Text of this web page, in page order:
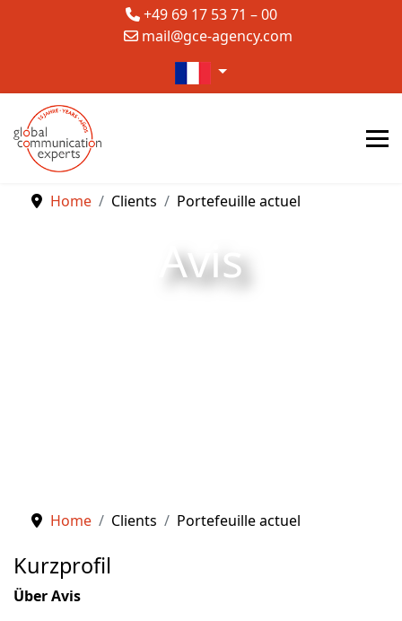
+49 69 17 53 71 – 00
mail@gce-agency.com
Sélectionnez votre langue
Home Clients Portefeuille actuel
Avis
Home Clients Portefeuille actuel
Kurzprofil
Über Avis